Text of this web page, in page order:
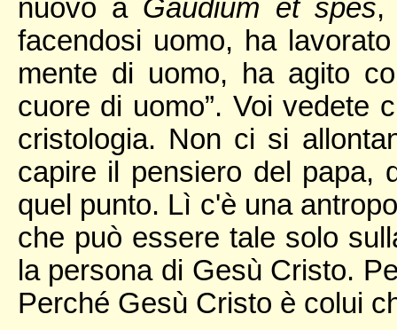
nuovo a Gaudium et spes,
facendosi uomo, ha
mente di uomo, ha agito
cuore di uomo”. Voi vedete
cristologia. Non ci si
capire il pensiero del papa,
quel punto. Lì c'è una
che può essere tale solo
la persona di Gesù Cristo.
Perché Gesù Cristo è colui